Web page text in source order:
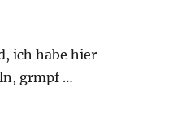
ich habe hier
grmpf …